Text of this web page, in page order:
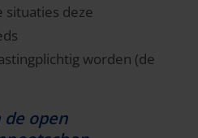
situaties deze
worden (de
de open